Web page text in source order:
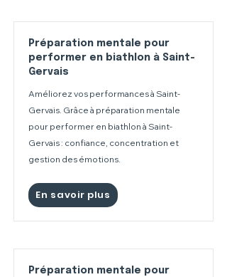
Préparation mentale pour
performer en biathlon à Saint-
Gervais
Améliorez vos performances à Saint-
Gervais. Grâce à préparation mentale
pour performer en biathlon à Saint-
Gervais : confiance, concentration et
gestion des émotions.
En savoir plus
Préparation mentale pour